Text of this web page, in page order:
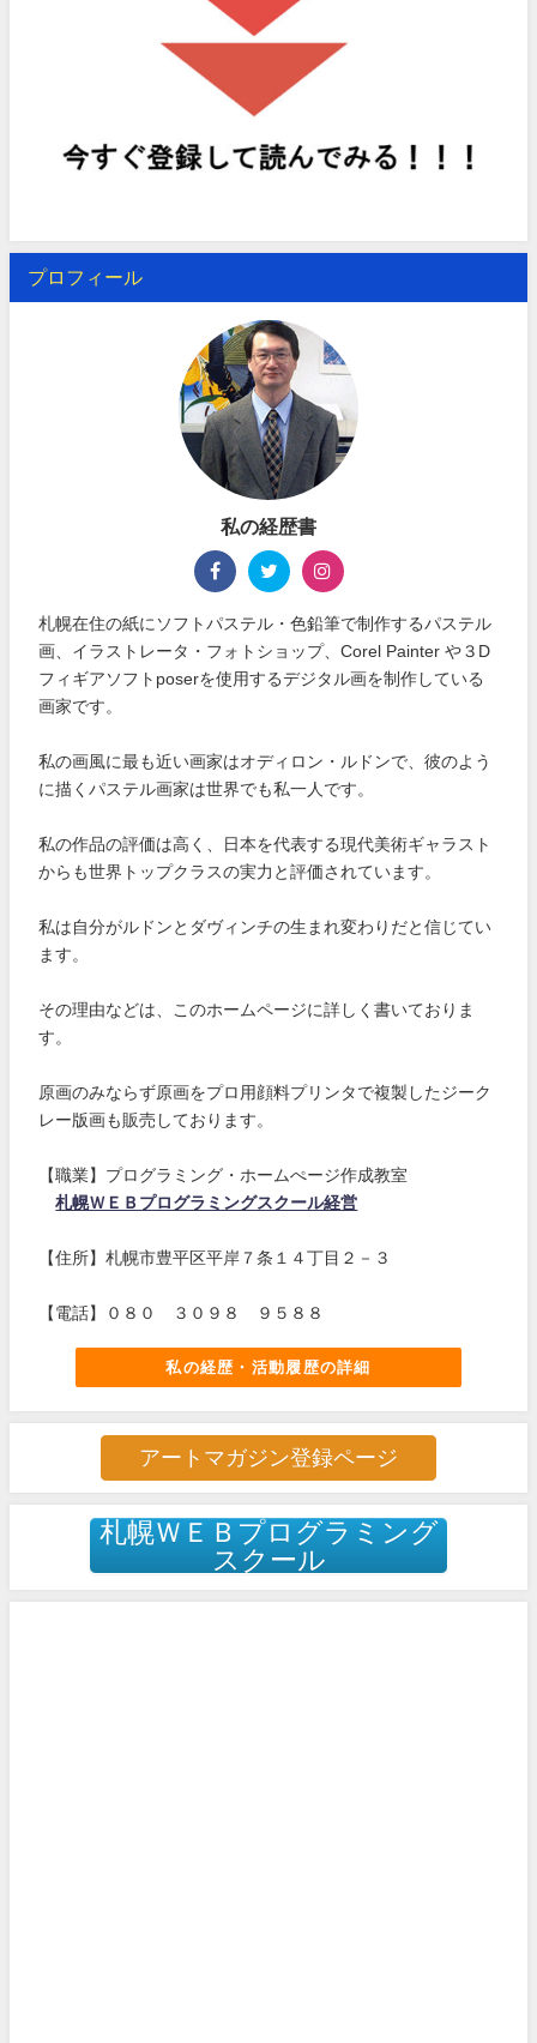
プロフィール
私の経歴書
札幌在住の紙にソフトパステル・色鉛筆で制作するパステル
画、イラストレータ・フォトショップ、Corel Painter や３D
フィギアソフトposerを使用するデジタル画を制作している
画家です。
私の画風に最も近い画家はオディロン・ルドンで、彼のよう
に描くパステル画家は世界でも私一人です。
私の作品の評価は高く、日本を代表する現代美術ギャラスト
からも世界トップクラスの実力と評価されています。
私は自分がルドンとダヴィンチの生まれ変わりだと信じてい
ます。
その理由などは、このホームページに詳しく書いておりま
す。
原画のみならず原画をプロ用顔料プリンタで複製したジーク
レー版画も販売しております。
【職業】プログラミング・ホームぺージ作成教室
札幌ＷＥＢプログラミングスクール経営
【住所】札幌市豊平区平岸７条１４丁目２－３
【電話】０８０ ３０９８ ９５８８
私の経歴・活動履歴の詳細
アートマガジン登録ページ
札幌ＷＥＢプログラミング
スクール